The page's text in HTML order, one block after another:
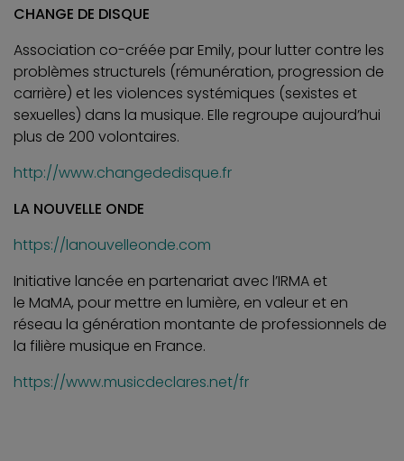
CHANGE DE DISQUE
Association co-créée par Emily, pour lutter contre les
problèmes structurels (rémunération, progression de
carrière) et les violences systémiques (sexistes et
sexuelles) dans la musique. Elle regroupe aujourd’hui
plus de 200 volontaires.
http://www.changededisque.fr
LA NOUVELLE ONDE
https://lanouvelleonde.com
Initiative lancée en partenariat avec l’IRMA et
le MaMA, pour mettre en lumière, en valeur et en
réseau la génération montante de professionnels de
la filière musique en France.
https://www.musicdeclares.net/fr